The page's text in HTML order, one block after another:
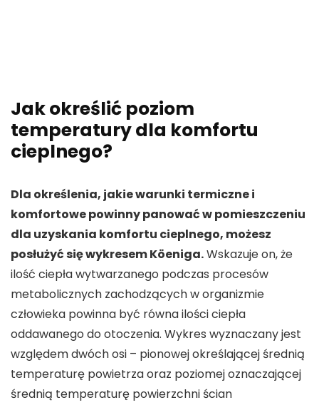
Jak określić poziom
temperatury dla komfortu
cieplnego?
Dla określenia, jakie warunki termiczne i
komfortowe powinny panować w pomieszczeniu
dla uzyskania komfortu cieplnego, możesz
posłużyć się wykresem Köeniga.Wskazuje on, że
ilość ciepła wytwarzanego podczas procesów
metabolicznych zachodzących w organizmie
człowieka powinna być równa ilości ciepła
oddawanego do otoczenia. Wykres wyznaczany jest
względem dwóch osi – pionowej określającej średnią
temperaturę powietrza oraz poziomej oznaczającej
średnią temperaturę powierzchni ścian